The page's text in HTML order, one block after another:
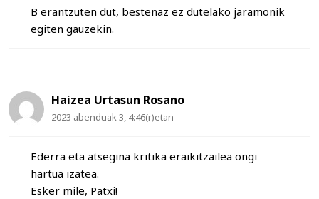
B erantzuten dut, bestenaz ez dutelako jaramonik
egiten gauzekin.
Haizea Urtasun Rosano
2023 abenduak 3, 4:46(r)etan
Ederra eta atsegina kritika eraikitzailea ongi
hartua izatea.
Esker mile, Patxi!